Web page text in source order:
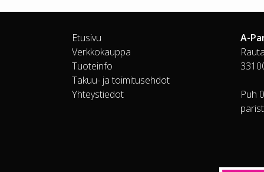
Etusivu
Verkkokauppa
Tuoteinfo
Takuu- ja toimitusehdot
Yhteystiedot
A-
Puh